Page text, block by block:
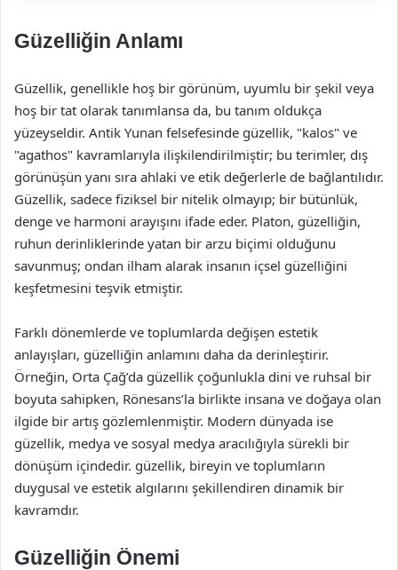
Güzelliğin Anlamı
Güzellik, genellikle hoş bir görünüm, uyumlu bir şekil veya
hoş bir tat olarak tanımlansa da, bu tanım oldukça
yüzeyseldir. Antik Yunan felsefesinde güzellik, "kalos" ve
"agathos" kavramlarıyla ilişkilendirilmiştir; bu terimler, dış
görünüşün yanı sıra ahlaki ve etik değerlerle de bağlantılıdır.
Güzellik, sadece fiziksel bir nitelik olmayıp; bir bütünlük,
denge ve harmoni arayışını ifade eder. Platon, güzelliğin,
ruhun derinliklerinde yatan bir arzu biçimi olduğunu
savunmuş; ondan ilham alarak insanın içsel güzelliğini
keşfetmesini teşvik etmiştir.
Farklı dönemlerde ve toplumlarda değişen estetik
anlayışları, güzelliğin anlamını daha da derinleştirir.
Örneğin, Orta Çağ’da güzellik çoğunlukla dini ve ruhsal bir
boyuta sahipken, Rönesans’la birlikte insana ve doğaya olan
ilgide bir artış gözlemlenmiştir. Modern dünyada ise
güzellik, medya ve sosyal medya aracılığıyla sürekli bir
dönüşüm içindedir. güzellik, bireyin ve toplumların
duygusal ve estetik algılarını şekillendiren dinamik bir
kavramdır.
Güzelliğin Önemi